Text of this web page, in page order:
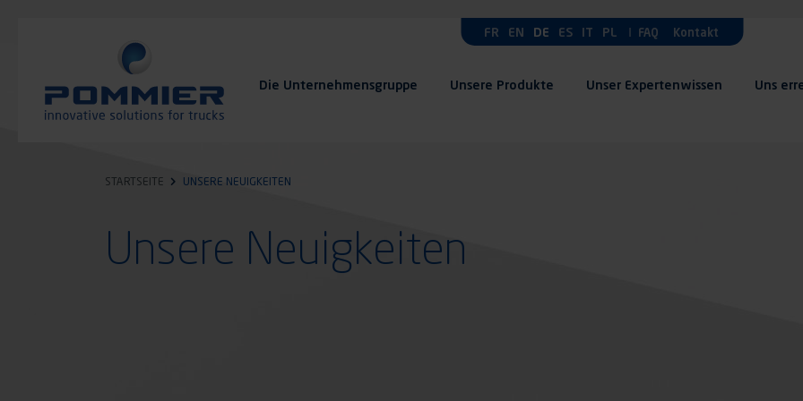
FR EN DE ES IT PL FAQ Kontakt
Die Unternehmensgruppe Unsere Produkte Unser Expertenwissen Uns
STARTSEITE UNSERE NEUIGKEITEN
Unsere Neuigkeiten